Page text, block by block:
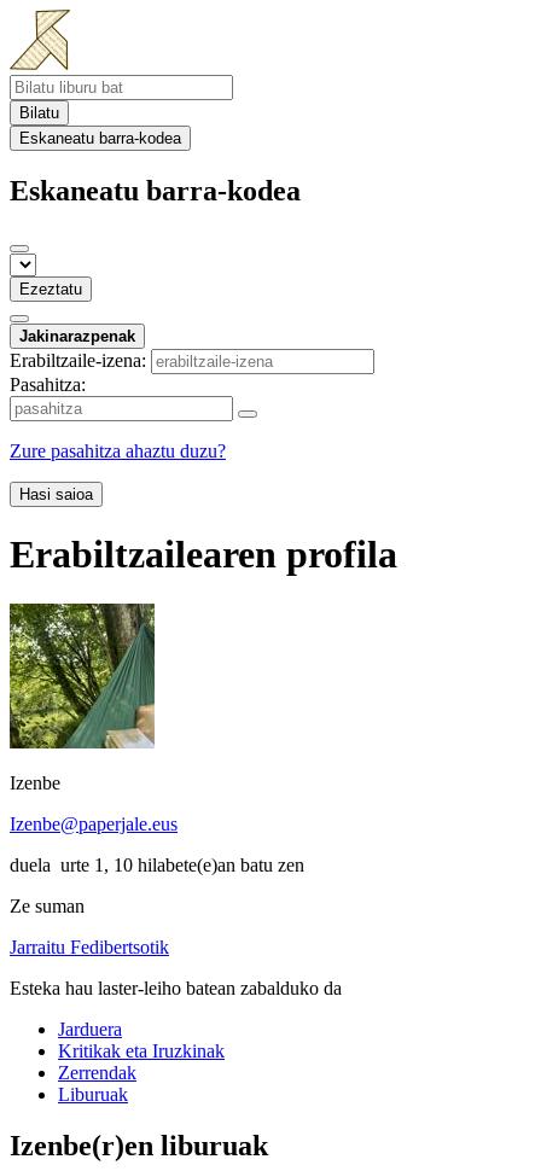
Bilatu
Eskaneatu barra-kodea
Eskaneatu barra-kodea
Ezeztatu
Jakinarazpenak
Erabiltzaile-izena:
Pasahitza:
Zure pasahitza ahaztu duzu?
Hasi saioa
Erabiltzailearen profila
Izenbe
Izenbe@paperjale.eus
duela urte 1, 10 hilabete(e)an batu zen
Ze suman
Jarraitu Fedibertsotik
Esteka hau laster-leiho batean zabalduko da
Jarduera
Kritikak eta Iruzkinak
Zerrendak
Liburuak
Izenbe(r)en liburuak